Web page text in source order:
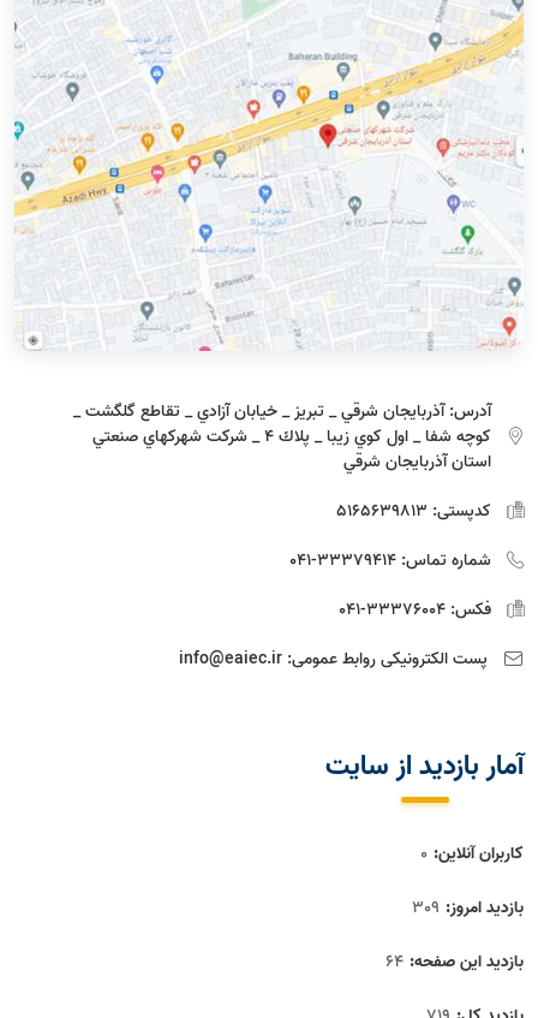
آدرس: آذربايجان شرقي _ تبريز _ خيابان آزادي _ تقاطع گلگشت _
كوچه شفا _ اول كوي زيبا _ پلاك 4 _ شركت شهركهاي صنعتي
استان آذربايجان شرقي
کدپستی: 5165639813
شماره تماس: 33379414-041
فکس: 33376004-041
پست الکترونیکی روابط عمومی: info@eaiec.ir
آمار بازديد از سايت
کاربران آنلاین: 0
بازدید امروز: 309
بازدید این صفحه: 64